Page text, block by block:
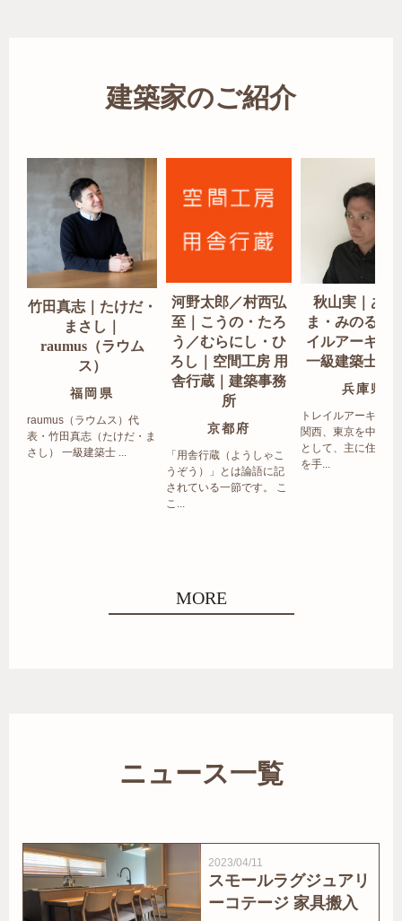
建築家のご紹介
竹田真志｜たけだ・
まさし｜
raumus（ラウム
ス）
福岡県
raumus（ラウムス）代
表・竹田真志（たけだ・ま
さし） 一級建築士 ...
河野太郎／村西弘
至｜こうの・たろ
う／むらにし・ひ
ろし｜空間工房 用
舎行蔵｜建築事務
所
京都府
「用舎行蔵（ようしゃこ
うぞう）」とは論語に記
されている一節です。 こ
こ...
秋山実｜あき
ま・みのる｜
イルアーキテ
一級建築士事
兵庫県
トレイルアーキテク
関西、東京を中心エ
として、主に住宅の
を手...
MORE
ニュース一覧
2023/04/11
スモールラグジュアリ
ーコテージ 家具搬入